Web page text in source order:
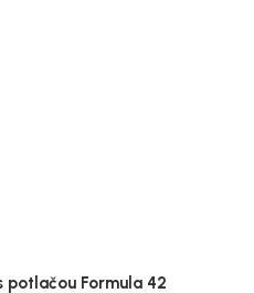
potlačou Formula 42